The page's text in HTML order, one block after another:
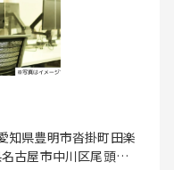
崎町801 成田ＴＴビ
6階 苫小牧市表町2-1-
ル4階 函館市若松町
館ビル1階 釧路市北
安田生命八戸ビル5階
2-2-36 山形センター
知県豊明市沓掛町田楽
古屋市中川区尾頭橋